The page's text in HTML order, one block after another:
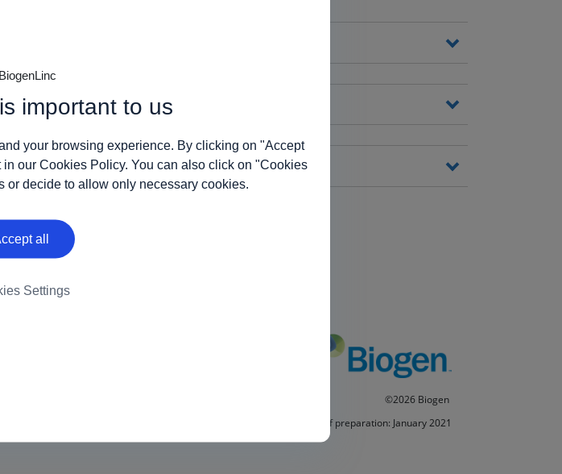
important to us
your browsing experience. By clicking on "Accept
in our Cookies Policy. You can also click on "Cookies
or decide to allow only necessary cookies.
all
Settings
©2026 Biogen
Date of preparation: January 2021